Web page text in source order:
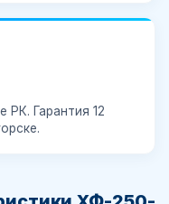
РК. Гарантия 12